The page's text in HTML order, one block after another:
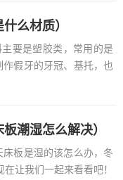
么材质）
要是塑胶类，常用的是
假牙的牙冠、基托，也
潮湿怎么解决）
板是湿的该怎么办，冬
让我们一起来看看吧！